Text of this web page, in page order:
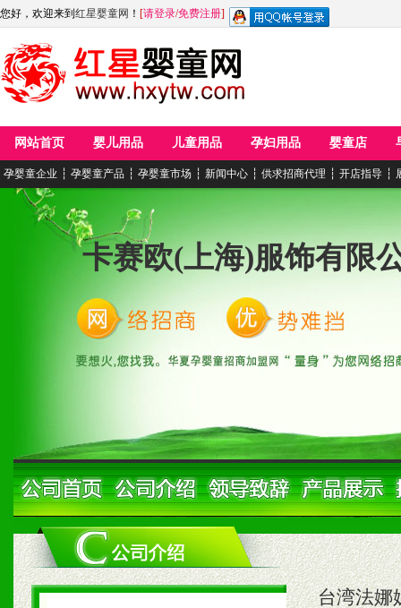
您好，欢迎来到 红星婴童网 ！ [请登录/免费注册]
网站首页 婴儿用品 儿童用品 孕妇用品 婴童店
孕婴童企业 ┆ 孕婴童产品 ┆ 孕婴童市场 ┆ 新闻中心 ┆ 供求招商代理 ┆ 开店指导 ┆
卡赛欧(上海)服饰有限
台湾法娜